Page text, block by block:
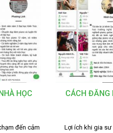
HỌC
đến cảm
CÁCH ĐĂNG
Lợi ích khi gia